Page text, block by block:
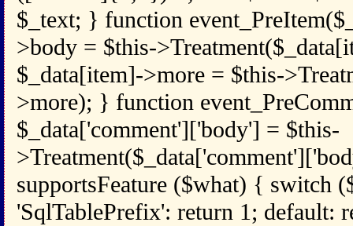
$_text; } function
>body = $this-
$_data[item]->more = $this-
>more); } function
$_data['comment']['body'] = $this-
supportsFeature ($what) { switch
'SqlTablePrefix': return 1; default: